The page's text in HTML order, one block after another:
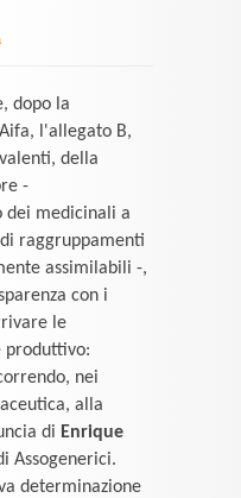
dopo la
l'allegato B,
della
-
dei medicinali a
raggruppamenti
assimilabili -,
con i
le
produttivo:
nei
alla
di Enrique
Assogenerici.
determinazione